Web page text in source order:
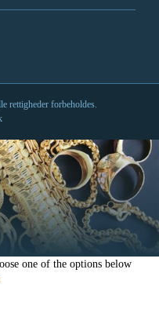
rettigheder forbeholdes.
one of the options below